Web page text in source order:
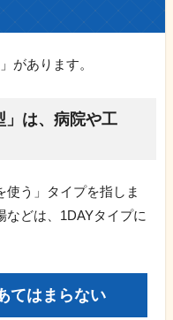
があります。
」は、病院や工
使う」タイプを指しま
などは、1DAYタイプに
てはまらない